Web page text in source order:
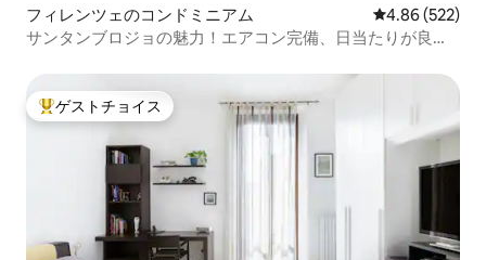
フィレンツェのコンドミニアム レビュー522
4.86 (522)
サンタンブロジョの魅力！エアコン完備、日当たりが良く
大好評のゲストチョイスです。
ゲストチョイス